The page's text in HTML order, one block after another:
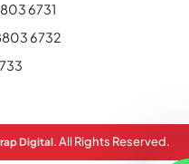
6731
6732
Digital. All Rights Reserved.